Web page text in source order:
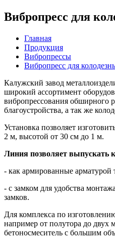
Вибропресс для
Главная
Продукция
Вибропрессы
Вибропресс для
Калужский завод
широкий ассортимент
вибропрессования обширного
благоустройства, а так же
Установка позволяет
2 м, высотой от 30 см до 1 м.
Линия позволяет выпускать
- как армированные арматурой
- с замком для удобства
замков.
Для комплекса по
например от полутора до двух
бетоносмеситель с большим